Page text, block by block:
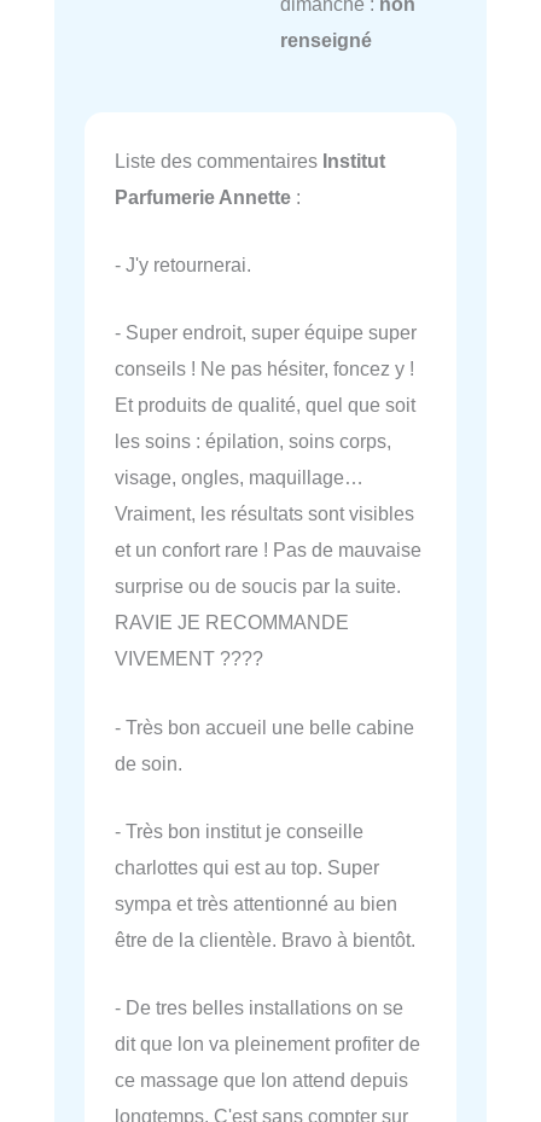
renseigné
Liste des commentaires Institut
Parfumerie Annette :
- J'y retournerai.
- Super endroit, super équipe super
conseils ! Ne pas hésiter, foncez y !
Et produits de qualité, quel que soit
les soins : épilation, soins corps,
visage, ongles, maquillage…
Vraiment, les résultats sont visibles
et un confort rare ! Pas de mauvaise
surprise ou de soucis par la suite.
RAVIE JE RECOMMANDE
VIVEMENT ????
- Très bon accueil une belle cabine
de soin.
- Très bon institut je conseille
charlottes qui est au top. Super
sympa et très attentionné au bien
être de la clientèle. Bravo à bientôt.
- De tres belles installations on se
dit que lon va pleinement profiter de
ce massage que lon attend depuis
longtemps. C'est sans compter sur